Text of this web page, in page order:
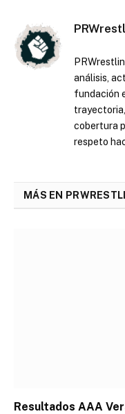
análisis,
fundación
cobertura
respeto
MÁS EN
Resultados AAA